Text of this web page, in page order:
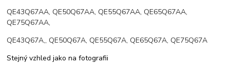
QE43Q67AA, QE50Q67AA, QE55Q67AA, QE65Q67AA,
QE75Q67AA,
QE43Q67A,, QE50Q67A, QE55Q67A, QE65Q67A, QE75Q67A
Stejný vzhled jako na fotografii